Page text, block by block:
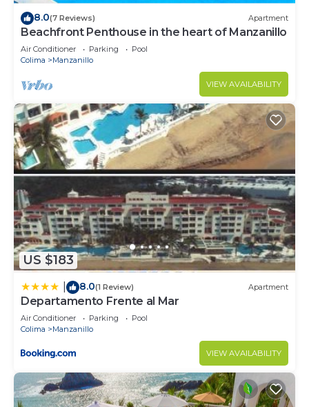
8.0(7 Reviews) Apartment
Beachfront Penthouse in the heart of Manzanillo
Air Conditioner Parking
Pool
Colima
Manzanillo
VIEW AVAILABILITY
US $183
8.0(1 Review) Apartment
Departamento Frente al Mar
Air Conditioner Parking
Pool
Colima
Manzanillo
VIEW AVAILABILITY